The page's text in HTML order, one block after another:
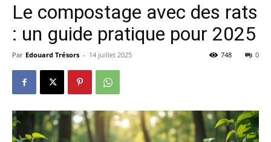
Le compostage avec des rats
: un guide pratique pour 2025
Par Edouard Trésors - 14 juillet 2025 0
748